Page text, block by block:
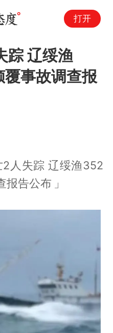
打开
踪 辽绥渔
事故调查报
人失踪 辽绥渔352
报告公布